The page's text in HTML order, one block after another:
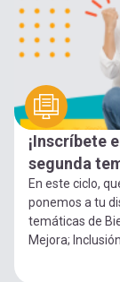
¡Inscríbete
segunda
En este ciclo,
ponemos a tu
temáticas de
Mejora;